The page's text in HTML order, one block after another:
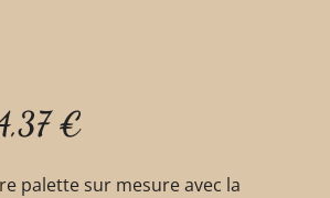
€
palette sur mesure avec la